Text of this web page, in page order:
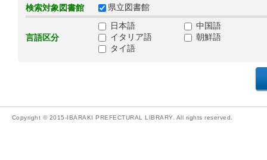
検索対象図書館 県立図書館
言語区分
日本語
中国語
イタリア語
朝鮮語
タイ語
Copyright © 2015-IBARAKI PREFECTURAL LIBRARY. All rights reserved.